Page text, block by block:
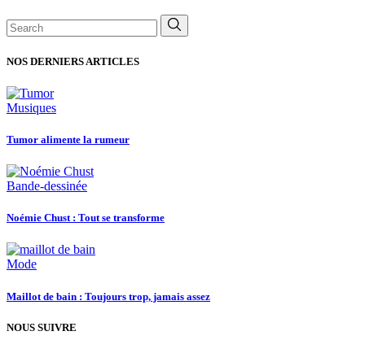
Search
for:
NOS DERNIERS ARTICLES
Musiques
Tumor alimente la rumeur
Bande-dessinée
Noémie Chust : Tout se transforme
Mode
Maillot de bain : Toujours trop, jamais assez
NOUS SUIVRE